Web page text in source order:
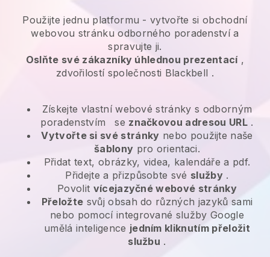
Použijte jednu platformu -vytvořte si obchodní
webovou stránku odborného poradenství a
spravujte ji.
Oslňte své zákazníky úhlednou prezentací,
zdvořilostí společnosti Blackbell .
Získejte vlastní webové stránky s odborným
poradenstvím
se značkovou adresou URL.
Vytvořte si své stránky nebo použijte naše
šablony pro orientaci.
Přidat text, obrázky, videa, kalendáře a pdf.
Přidejte a přizpůsobte své služby.
Povolit vícejazyčné webové stránky
Přeložte svůj obsah do různých jazyků sami
nebo pomocí integrované služby Google
umělá inteligence jedním kliknutím přeložit
službu .